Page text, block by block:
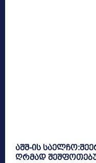
აშშ-ის
ღრმად